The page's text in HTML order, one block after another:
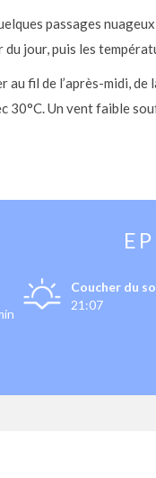
passages
du jour, puis les
au fil de l’après-midi,
30°C. Un vent faible
Coucher du
21:07